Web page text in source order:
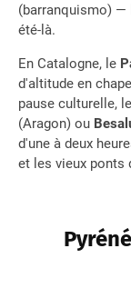
(barranquismo) —
été-là.
En Catalogne, le
d'altitude en
pause culturelle,
(Aragon) ou
d'une à deux
et les vieux ponts